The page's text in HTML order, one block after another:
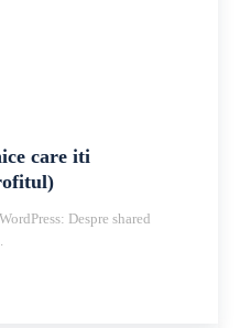
care iti
Despre shared